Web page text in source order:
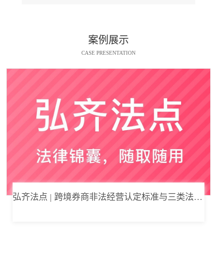
案例展示
CASE PRESENTATION
弘齐法点 | 跨境券商非法经营认定标准与三类法律风险边界